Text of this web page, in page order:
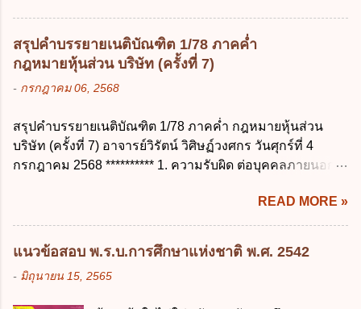
ส่วนบุคคล ค. ทำให้ข้อมูลส่วนบุคคลไม่
สามารถระบุถึงตนได้ ง. ถูกทุกข้อ ข้อ 45
เงื่อนไข ในการใช้สิทธิลบข้อมูลส่วนบุคคล ข้อ
ส่วนบุคคลที่ไม่สมบูรณ์ ค. เจ้าของข้อมูลส่วน
บุคคลถอนความยินยอมในการเก็บรวบรวม
ใช้หรือเปิดเผยข้อมูลส่วนบุคคล ง. ข้อมูลส่วน
บุคคลได้ถูกใช้ประมวลผลโดยไม่ชอบด้วย
ต้องเกี่ยวกับการลาไปช่วยเหลือภริยาที่คลอด
บุตร ก. ต้องเป็นภริยาโดยชอบด้วยกฎหมาย ข.
ลาได้เพียงครั้งเดียว ค. ต้องลาภายใน 90 วัน
นับแต่วันที่คลอดบุตร ง. ลาได้ครั้งหนึ่งติดต่อ
กันไม่เกิน 15 วันทำการ ข้อ 13 สิทธิลากิจส่วน
เกิน 90 วัน ข. ลาต่อเนื่องจากการคลอดบุตรได้
ไม่เกิน 90 วันทำการ ค. ลาได้ไม่เกิน 120 วัน
ง. ลาต่อเนื่องจากการคลอดบุตรได้ไม่เกิน 150
รัฐมนตรี ว่าด้วยการลาของข้าราชการ พ.ศ.
2555 กำหนดให้ข้าราชการที่รับราชการติดต่อ
กันมาแล้วไม่น้อยกว่า 10 ปี มีสิทธินำวันลาพัก
เกิน 20 วันทำการ ง. ไม่เกิน 30 วันทำการ ข้อ
สรุปคำบรรยายเนติบัณฑิต 1/78 ภาคค่ำ
กฎหมายหุ้นส่วน บริษัท (ครั้งที่ 7)
- กรกฎาคม 06, 2568
สรุปคำบรรยายเนติบัณฑิต 1/78 ภาคค่ำ กฎหมายหุ้นส่วน
บริษัท (ครั้งที่ 7) อาจารย์วิรัตน์ วิศิษฏ์วงศกร วันศุกร์ที่ 4
กรกฎาคม 2568 ********** 1. ความรับผิด ต่อบุคคลภายนอก
คนใดคนหนึ่งได้จัดทำไปในทางที่เป็น ธรรมดาการค้าขาย
ของห้างหุ้นส่วน ม.1050 , 1025 โดยพิจารณาตามสภาพแห่ง
กิจการ การงานของห้าง และประเพณีทางการค้า -หุ้นส่วน
หรือมีอำนาจจัดการหรือไม่ก็ตาม จึงเป็นไปตามหลักกฎหมาย
READ MORE »
แนวข้อสอบ พ.ร.บ.การศึกษาแห่งชาติ พ.ศ. 2542
- มิถุนายน 15, 2565